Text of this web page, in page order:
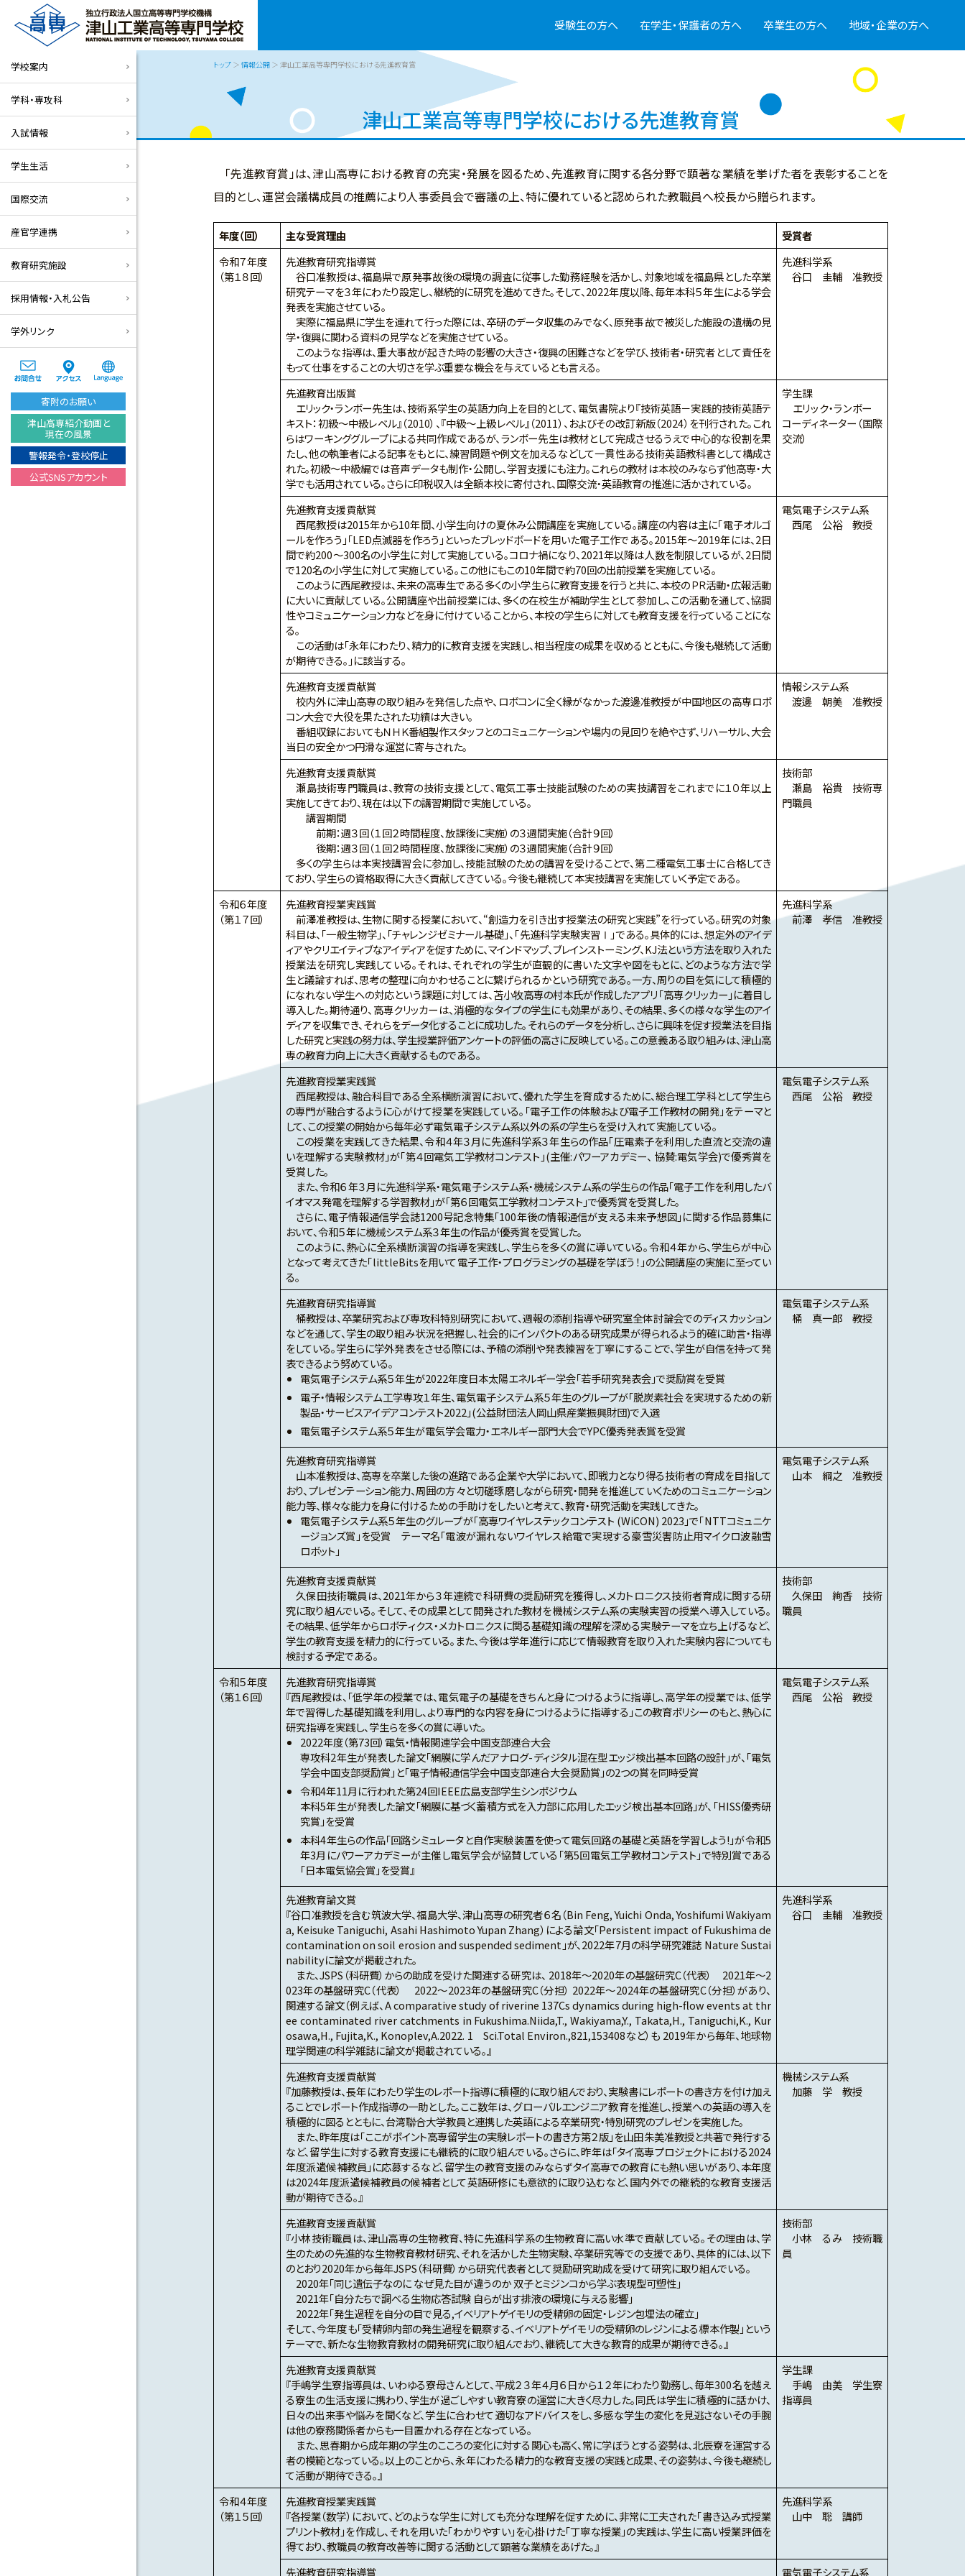
受験生の方へ 在学生・保護者の方へ 卒業生の方へ 地域・企業の方へ
学校案内
学科・専攻科
入試情報
学生生活
国際交流
産官学連携
教育研究施設
採用情報・入札公告
学外リンク
寄附のお願い
津山高専紹介動画と
現在の風景
警報発令・登校停止
公式SNSアカウント
トップ ＞ 情報公開 ＞ 津山工業高等専門学校における先進教育賞
津山工業高等専門学校における先進教育賞
「先進教育賞」は、津山高専における教育の充実・発展を図るため、先進教育に関する各分野で顕著な業績を挙げた者を表彰することを
目的とし、運営会議構成員の推薦により人事委員会で審議の上、特に優れていると認められた教職員へ校長から贈られます。
年度（回） 主な受賞理由
受賞者
令和７年度
（第１８回）
先進教育研究指導賞
谷口准教授は、福島県で原発事故後の環境の調査に従事した勤務経験を活かし、対象地域を福島県とした卒業
研究テーマを３年にわたり設定し、継続的に研究を進めてきた。そして、2022年度以降、毎年本科５年生による学会
発表を実施させている。
実際に福島県に学生を連れて行った際には、卒研のデータ収集のみでなく、原発事故で被災した施設の遺構の見
学・復興に関わる資料の見学などを実施させている。
このような指導は、重大事故が起きた時の影響の大きさ・復興の困難さなどを学び、技術者・研究者として責任を
もって仕事をすることの大切さを学ぶ重要な機会を与えているとも言える。
先進科学系
谷口 圭輔 准教授
先進教育出版賞
エリック・ランボー先生は、技術系学生の英語力向上を目的として、電気書院より『技術英語－実践的技術英語テ
キスト：初級～中級レベル』（2010）、『中級～上級レベル』（2011）、およびその改訂新版（2024）を刊行された。これ
らはワーキンググループによる共同作成であるが、ランボー先生は教材として完成させるうえで中心的な役割を果
たし、他の執筆者による記事をもとに、練習問題や例文を加えるなどして一貫性ある技術英語教科書として構成さ
れた。初級～中級編では音声データも制作・公開し、学習支援にも注力。これらの教材は本校のみならず他高専・大
学でも活用されている。さらに印税収入は全額本校に寄付され、国際交流・英語教育の推進に活かされている。
学生課
エリック・ランボー
コーディネーター（国際
交流）
先進教育支援貢献賞
西尾教授は2015年から10年間、小学生向けの夏休み公開講座を実施している。講座の内容は主に「電子オルゴ
ールを作ろう」「LED点滅器を作ろう」といったブレッドボードを用いた電子工作である。2015年～2019年には、2日
間で約200～300名の小学生に対して実施している。コロナ禍になり、2021年以降は人数を制限しているが、2日間
で120名の小学生に対して実施している。この他にもこの10年間で約70回の出前授業を実施している。
このように西尾教授は、未来の高専生である多くの小学生らに教育支援を行うと共に、本校のＰＲ活動・広報活動
に大いに貢献している。公開講座や出前授業には、多くの在校生が補助学生として参加し、この活動を通して、協調
性やコミュニケーション力などを身に付けていることから、本校の学生らに対しても教育支援を行っていることにな
る。
この活動は「永年にわたり、精力的に教育支援を実践し、相当程度の成果を収めるとともに、今後も継続して活動
が期待できる。」に該当する。
電気電子システム系
西尾 公裕 教授
先進教育支援貢献賞
校内外に津山高専の取り組みを発信した点や、ロボコンに全く縁がなかった渡邊准教授が中国地区の高専ロボ
コン大会で大役を果たされた功績は大きい。
番組収録においてもＮＨＫ番組製作スタッフとのコミュニケーションや場内の見回りを絶やさず、リハーサル、大会
当日の安全かつ円滑な運営に寄与された。
情報システム系
渡邊 朝美 准教授
先進教育支援貢献賞
瀬島技術専門職員は、教育の技術支援として、電気工事士技能試験のための実技講習をこれまでに１０年以上
実施してきており、現在は以下の講習期間で実施している。
講習期間
前期：週３回（１回２時間程度、放課後に実施）の３週間実施（合計９回）
後期：週３回（１回２時間程度、放課後に実施）の３週間実施（合計９回）
多くの学生らは本実技講習会に参加し、技能試験のための講習を受けることで、第二種電気工事士に合格してき
ており、学生らの資格取得に大きく貢献してきている。今後も継続して本実技講習を実施していく予定である。
技術部
瀬島 裕貴 技術専
門職員
令和６年度
（第１７回）
先進教育授業実践賞
前澤准教授は、生物に関する授業において、“創造力を引き出す授業法の研究と実践”を行っている。研究の対象
科目は、「一般生物学」、「チャレンジゼミナール基礎」、「先進科学実験実習Ⅰ」である。具体的には、想定外のアイデ
ィアやクリエイティブなアイディアを促すために、マインドマップ、ブレインストーミング、KJ法という方法を取り入れた
授業法を研究し実践している。それは、それぞれの学生が直観的に書いた文字や図をもとに、どのような方法で学
生と議論すれば、思考の整理に向かわせることに繋げられるかという研究である。一方、周りの目を気にして積極的
になれない学生への対応という課題に対しては、苫小牧高専の村本氏が作成したアプリ「高専クリッカー」に着目し
導入した。期待通り、高専クリッカーは、消極的なタイプの学生にも効果があり、その結果、多くの様々な学生のアイ
ディアを収集でき、それらをデータ化することに成功した。それらのデータを分析し、さらに興味を促す授業法を目指
した研究と実践の努力は、学生授業評価アンケートの評価の高さに反映している。この意義ある取り組みは、津山高
専の教育力向上に大きく貢献するものである。
先進科学系
前澤 孝信 准教授
先進教育授業実践賞
西尾教授は、融合科目である全系横断演習において、優れた学生を育成するために、総合理工学科として学生ら
の専門が融合するように心がけて授業を実践している。「電子工作の体験および電子工作教材の開発」をテーマと
して、この授業の開始から毎年必ず電気電子システム系以外の系の学生らを受け入れて実施している。
この授業を実践してきた結果、令和４年３月に先進科学系３年生らの作品「圧電素子を利用した直流と交流の違
いを理解する実験教材」が「第４回電気工学教材コンテスト」(主催:パワーアカデミー、 協賛:電気学会)で優秀賞を
受賞した。
また、令和６年３月に先進科学系・電気電子システム系・機械システム系の学生らの作品「電子工作を利用したバ
イオマス発電を理解する学習教材」が「第６回電気工学教材コンテスト」で優秀賞を受賞した。
さらに、電子情報通信学会誌1200号記念特集「100年後の情報通信が支える未来予想図」に関する作品募集に
おいて、令和５年に機械システム系３年生の作品が優秀賞を受賞した。
このように、熱心に全系横断演習の指導を実践し、学生らを多くの賞に導いている。令和４年から、学生らが中心
となって考えてきた「littleBitsを用いて電子工作・プログラミングの基礎を学ぼう！」の公開講座の実施に至ってい
る。
電気電子システム系
西尾 公裕 教授
先進教育研究指導賞
桶教授は、卒業研究および専攻科特別研究において、週報の添削指導や研究室全体討論会でのディスカッション
などを通して、学生の取り組み状況を把握し、社会的にインパクトのある研究成果が得られるよう的確に助言・指導
をしている。学生らに学外発表をさせる際には、予稿の添削や発表練習を丁寧にすることで、学生が自信を持って発
表できるよう努めている。
電気電子システム系５年生が2022年度日本太陽エネルギー学会「若手研究発表会」で奨励賞を受賞
電子・情報システム工学専攻１年生、電気電子システム系５年生のグループが「脱炭素社会を実現するための新
製品・サービスアイデアコンテスト2022」(公益財団法人岡山県産業振興財団)で入選
電気電子システム系５年生が電気学会電力・エネルギー部門大会でYPC優秀発表賞を受賞
電気電子システム系
桶 真一郎 教授
先進教育研究指導賞
山本准教授は、高専を卒業した後の進路である企業や大学において、即戦力となり得る技術者の育成を目指して
おり、プレゼンテーション能力、周囲の方々と切磋琢磨しながら研究・開発を推進していくためのコミュニケーション
能力等、様々な能力を身に付けるための手助けをしたいと考えて、教育・研究活動を実践してきた。
電気電子システム系５年生のグループが「高専ワイヤレステックコンテスト (WiCON) 2023」で「NTTコミュニケ
ージョンズ賞」を受賞 テーマ名「電波が漏れないワイヤレス給電で実現する豪雪災害防止用マイクロ波融雪
ロボット」
電気電子システム系
山本 綱之 准教授
先進教育支援貢献賞
久保田技術職員は、2021年から３年連続で科研費の奨励研究を獲得し、メカトロニクス技術者育成に関する研
究に取り組んでいる。そして、その成果として開発された教材を機械システム系の実験実習の授業へ導入している。
その結果、低学年からロボティクス・メカトロニクスに関る基礎知識の理解を深める実験テーマを立ち上げるなど、
学生の教育支援を精力的に行っている。また、今後は学年進行に応じて情報教育を取り入れた実験内容についても
検討する予定である。
技術部
久保田 絢香 技術
職員
令和５年度
（第１６回）
先進教育研究指導賞
『西尾教授は、「低学年の授業では、電気電子の基礎をきちんと身につけるように指導し、高学年の授業では、低学
年で習得した基礎知識を利用し、より専門的な内容を身につけるように指導する」この教育ポリシーのもと、熱心に
研究指導を実践し、学生らを多くの賞に導いた。
2022年度（第73回）電気・情報関連学会中国支部連合大会
専攻科2年生が発表した論文「網膜に学んだアナログ-ディジタル混在型エッジ検出基本回路の設計」が、「電気
学会中国支部奨励賞」と「電子情報通信学会中国支部連合大会奨励賞」の2つの賞を同時受賞
令和4年11月に行われた第24回IEEE広島支部学生シンポジウム
本科5年生が発表した論文「網膜に基づく蓄積方式を入力部に応用したエッジ検出基本回路」が、「HISS優秀研
究賞」を受賞
本科4年生らの作品「回路シミュレータと自作実験装置を使って電気回路の基礎と英語を学習しよう!」が令和5
年3月にパワーアカデミーが主催し電気学会が協賛している「第5回電気工学教材コンテスト」で特別賞である
「日本電気協会賞」を受賞』
電気電子システム系
西尾 公裕 教授
先進教育論文賞
『谷口准教授を含む筑波大学、福島大学、津山高専の研究者６名（Bin Feng, Yuichi Onda, Yoshifumi Wakiyam
a, Keisuke Taniguchi, Asahi Hashimoto Yupan Zhang）による論文「Persistent impact of Fukushima de
contamination on soil erosion and suspended sediment」が、2022年7月の科学研究雑誌 Nature Sustai
nabilityに論文が掲載された。
また、JSPS（科研費）からの助成を受けた関連する研究は、 2018年～2020年の基盤研究C（代表） 2021年～2
023年の基盤研究C（代表） 2022～2023年の基盤研究C（分担） 2022年～2024年の基盤研究C（分担）があり、
関連する論文（例えば、A comparative study of riverine 137Cs dynamics during high-flow events at thr
ee contaminated river catchments in Fukushima.Niida,T., Wakiyama,Y., Takata,H., Taniguchi,K., Kur
osawa,H., Fujita,K., Konoplev,A.2022. 1 Sci.Total Environ.,821,153408など）も 2019年から毎年、地球物
理学関連の科学雑誌に論文が掲載されている。』
先進科学系
谷口 圭輔 准教授
先進教育支援貢献賞
『加藤教授は、長年にわたり学生のレポート指導に積極的に取り組んでおり、実験書にレポートの書き方を付け加え
ることでレポート作成指導の一助とした。ここ数年は、グローバルエンジニア教育を推進し、授業への英語の導入を
積極的に図るとともに、台湾聯合大学教員と連携した英語による卒業研究・特別研究のプレゼンを実施した。
また、昨年度は「ここがポイント高専留学生の実験レポートの書き方第２版」を山田朱美准教授と共著で発行する
など、留学生に対する教育支援にも継続的に取り組んでいる。さらに、昨年は「タイ高専プロジェクトにおける2024
年度派遣候補教員」に応募するなど、留学生の教育支援のみならずタイ高専での教育にも熱い思いがあり、本年度
は2024年度派遣候補教員の候補者として英語研修にも意欲的に取り込むなど、国内外での継続的な教育支援活
動が期待できる。』
機械システム系
加藤 学 教授
先進教育支援貢献賞
『小林技術職員は、津山高専の生物教育、特に先進科学系の生物教育に高い水準で貢献している。その理由は、学
生のための先進的な生物教育教材研究、それを活かした生物実験、卒業研究等での支援であり、具体的には、以下
のとおり2020年から毎年JSPS（科研費）から研究代表者として奨励研究助成を受けて研究に取り組んでいる。
2020年「同じ遺伝子なのに なぜ見た目が違うのか 双子とミジンコから学ぶ表現型可塑性」
2021年「自分たちで調べる生物応答試験 自らが出す排液の環境に与える影響」
2022年「発生過程を自分の目で見る,イベリアトゲイモリの受精卵の固定・レジン包埋法の確立」
そして、今年度も「受精卵内部の発生過程を観察する、イベリアトゲイモリの受精卵のレジンによる標本作製」という
テーマで、新たな生物教育教材の開発研究に取り組んでおり、継続して大きな教育的成果が期待できる。』
技術部
小林 るみ 技術職
員
先進教育支援貢献賞
『手嶋学生寮指導員は、いわゆる寮母さんとして、平成２３年４月６日から１２年にわたり勤務し、毎年300名を越え
る寮生の生活支援に携わり、学生が過ごしやすい教育寮の運営に大きく尽力した。同氏は学生に積極的に話かけ、
日々の出来事や悩みを聞くなど、学生に合わせて適切なアドバイスをし、多感な学生の変化を見逃さないその手腕
は他の寮務関係者からも一目置かれる存在となっている。
また、思春期から成年期の学生のこころの変化に対する関心も高く、常に学ぼうとする姿勢は、北辰寮を運営する
者の模範となっている。以上のことから、永年にわたる精力的な教育支援の実践と成果、その姿勢は、今後も継続し
て活動が期待できる。』
学生課
手嶋 由美 学生寮
指導員
令和４年度
（第１５回）
先進教育授業実践賞
『各授業（数学）において、どのような学生に対しても充分な理解を促すために、非常に工夫された「書き込み式授業
プリント教材」を作成し、それを用いた「わかりやすい」を心掛けた「丁寧な授業」の実践は、学生に高い授業評価を
得ており、教職員の教育改善等に関する活動として顕著な業績をあげた。』
先進科学系
山中 聡 講師
先進教育研究指導賞 電気電子システム系